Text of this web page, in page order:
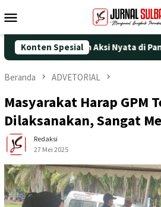
ke
Mobile
Konten Spesial
25 dengan Aksi Nyata di Pantai
Beranda ADVETORIAL
Masyarakat Harap GPM
Dilaksanakan, Sangat
Redaksi
27 Mei 2025